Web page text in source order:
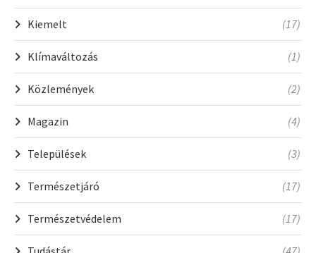
Kiemelt (17)
Klímaváltozás (1)
Közlemények (2)
Magazin (4)
Települések (3)
Természetjáró (17)
Természetvédelem (17)